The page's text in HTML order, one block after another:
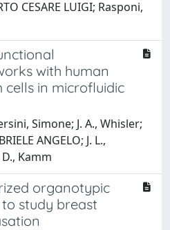
CESARE LUIGI; Rasponi,
with human
cells in microfluidic
Simone; J. A., Whisler;
ANGELO; J. L.,
Kamm
organotypic
study breast